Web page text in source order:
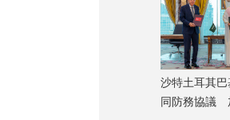
沙特土耳其
同防務協議